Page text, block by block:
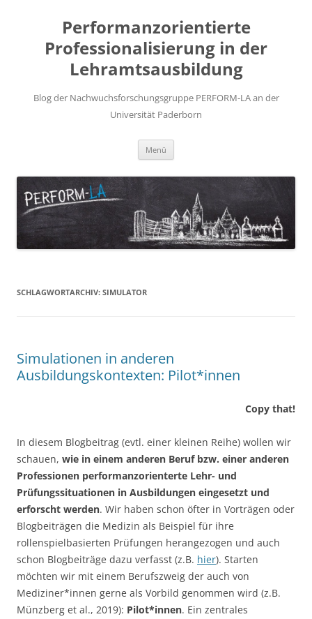
Performanzorientierte
Professionalisierung in der
Lehramtsausbildung
Blog der Nachwuchsforschungsgruppe PERFORM-LA an der
Universität Paderborn
Menü
SCHLAGWORTARCHIV: SIMULATOR
Simulationen in anderen
Ausbildungskontexten: Pilot*innen
Copy that!
In diesem Blogbeitrag (evtl. einer kleinen Reihe) wollen wir
schauen, wie in einem anderen Beruf bzw. einer anderen
Professionen performanzorienterte Lehr- und
Prüfungssituationen in Ausbildungen eingesetzt und
erforscht werden. Wir haben schon öfter in Vorträgen oder
Blogbeiträgen die Medizin als Beispiel für ihre
rollenspielbasierten Prüfungen herangezogen und auch
schon Blogbeiträge dazu verfasst (z.B. hier). Starten
möchten wir mit einem Berufszweig der auch von
Mediziner*innen gerne als Vorbild genommen wird (z.B.
Münzberg et al., 2019): Pilot*innen. Ein zentrales